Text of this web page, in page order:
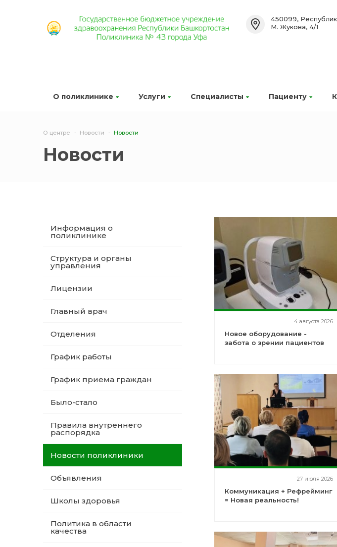
О поликлинике Услуги Специалисты Пациенту
450099,
М. Жукова, 4/1
О центре Новости Новости
Новости
Информация о
поликлинике
Структура и органы
управления
Лицензии
Главный врач
Отделения
График работы
График приема граждан
Было-стало
Правила внутреннего
распорядка
Новости поликлиники
Объявления
Школы здоровья
Политика в области
качества
4 августа 2026
Новое оборудование -
забота о зрении пациентов
27 июля 2026
Коммуникация + Рефрейминг
= Новая реальность!